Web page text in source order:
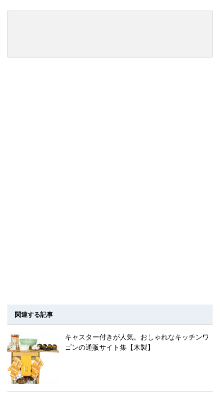
関連する記事
キャスター付きが人気。おしゃれなキッチンワ
ゴンの通販サイト集【木製】